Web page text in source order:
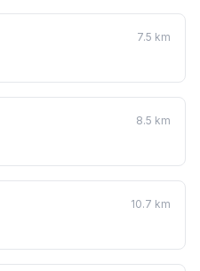
7.5 km
8.5 km
10.7 km